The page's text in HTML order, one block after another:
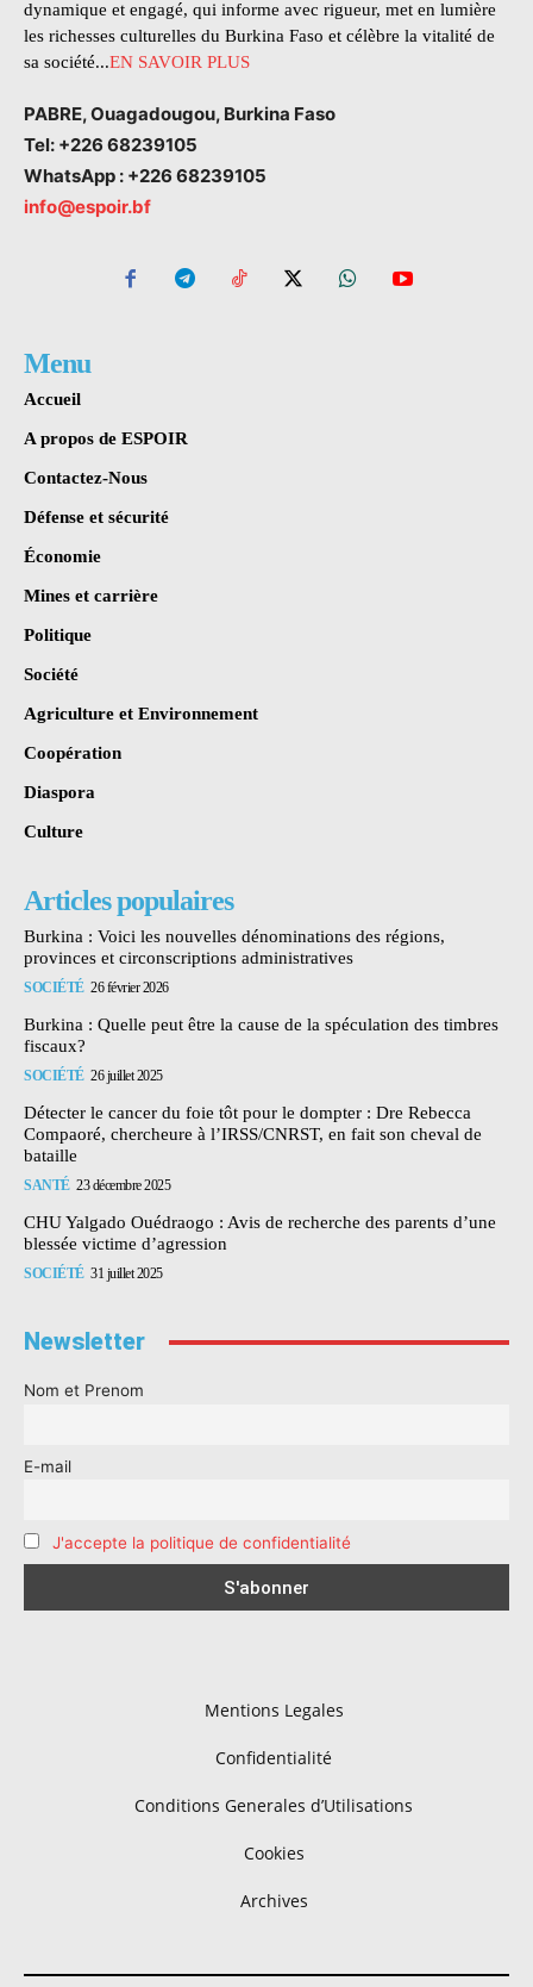
dynamique et engagé, qui informe avec rigueur, met en lumière
les richesses culturelles du Burkina Faso et célèbre la vitalité de
sa société...EN SAVOIR PLUS
PABRE, Ouagadougou, Burkina Faso
Tel: +226 68239105
WhatsApp : +226 68239105
info@espoir.bf
Menu
Accueil
A propos de ESPOIR
Contactez-Nous
Défense et sécurité
Économie
Mines et carrière
Politique
Société
Agriculture et Environnement
Coopération
Diaspora
Culture
Articles populaires
Burkina : Voici les nouvelles dénominations des régions,
provinces et circonscriptions administratives
SOCIÉTÉ 26 février 2026
Burkina : Quelle peut être la cause de la spéculation des timbres
fiscaux?
SOCIÉTÉ 26 juillet 2025
Détecter le cancer du foie tôt pour le dompter : Dre Rebecca
Compaoré, chercheure à l’IRSS/CNRST, en fait son cheval de
bataille
SANTÉ 23 décembre 2025
CHU Yalgado Ouédraogo : Avis de recherche des parents d’une
blessée victime d’agression
SOCIÉTÉ 31 juillet 2025
Newsletter
Nom et Prenom
E-mail
J'accepte la politique de confidentialité
Mentions Legales
Confidentialité
Conditions Generales d’Utilisations
Cookies
Archives